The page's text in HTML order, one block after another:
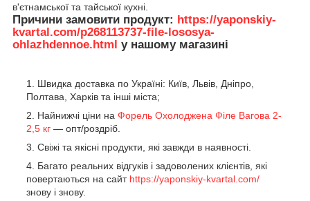
в'єтнамської та тайської кухні.
Причини замовити продукт: https://yaponskiy-
kvartal.com/p268113737-file-lososya-
ohlazhdennoe.html у нашому магазині
Швидка доставка по Україні: Київ, Львів, Дніпро,
Полтава, Харків та інші міста;
Найнижчі ціни на Форель Охолоджена Філе Вагова 2-
2,5 кг — опт/роздріб.
Свіжі та якісні продукти, які завжди в наявності.
Багато реальних відгуків і задоволених клієнтів, які
повертаються на сайт https://yaponskiy-kvartal.com/
знову і знову.